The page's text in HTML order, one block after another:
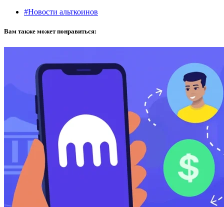
#Новости альткоинов
Вам также может понравиться: